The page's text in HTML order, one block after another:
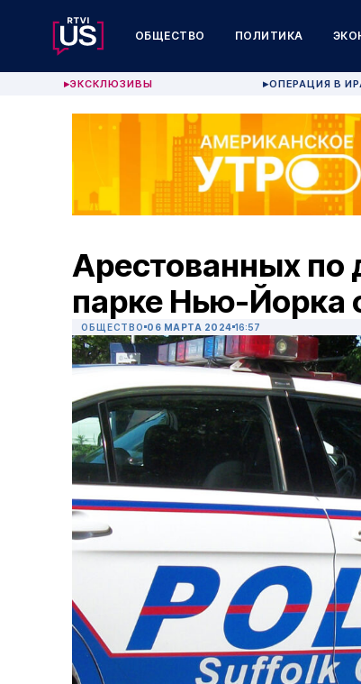
ОБЩЕСТВО ПОЛИТИКА
▶ЭКСКЛЮЗИВЫ ▶ОПЕРАЦИЯ В
Арестованных по
парке Нью-Йорка
ОБЩЕСТВО 06 МАРТА 2024 16:57